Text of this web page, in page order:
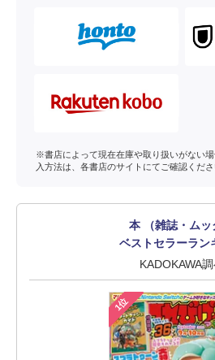
※書店によって現在在庫や取り扱いがない
入方法は、各書店のサイトにてご確認くださ
本 （雑誌・ムッ
ベストセラーラン
KADOKAWA
1位